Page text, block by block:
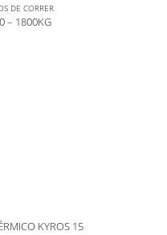
DE CORRER
– 1800KG
KYROS 15